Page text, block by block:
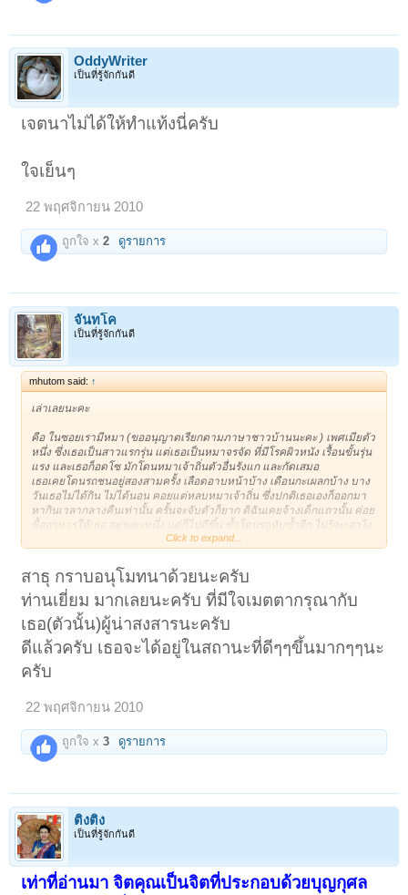
OddyWriter
เป็นที่รู้จักกันดี
เจตนาไม่ได้ให้ทำแท้งนี่ครับ
ใจเย็นๆ
22 พฤศจิกายน 2010
ถูกใจ x2 ดูรายการ
จันทโค
เป็นที่รู้จักกันดี
mhutom said: ↑
เล่าเลยนะคะ
คือ ในซอยเรามีหมา (ขออนุญาตเรียกตามภาษาชาวบ้านนะคะ ) เพศเมียตัว
หนึ่ง ซึ่งเธอเป็นสาวแรกรุ่น แต่เธอเป็นหมาจรจัด ที่มีโรคผิวหนัง เรื้อนขั้นรุ่น
แรง และเธอก็อดโซ มักโดนหมาเจ้าถิ่นตัวอื่นรังแก และกัดเสมอ
เธอเคยโดนรถชนอยู่สองสามครั้ง เลือดอาบหน้าบ้าง เดือนกะเผลกบ้าง บาง
วันเธอไม่ได้กิน ไม่ได้นอน คอยแต่หลบหมาเจ้าถิ่น ซึ่งปกติเธอเองก็ออกมา
หากินเวลากลางคืนเท่านั้น ครั้นจะจับตัวก็ยาก ดิฉันเคยจ้างเด็กแถวนั้น ค่อย
ซื้ออาหารให้เธอ อยู่ระยะหนึ่ง แต่ก็ไม่ดีขึ้น ซ้ำโดนรถทับซ้ำอีก ไม่รู้จะเอาไง
กับเธอดี เราอยากอุปการะ แต่ว่าเงินก็ไม่มากนัก และทำงานจนดึก ไม่มีเวลา
ก็เลยตัดสินใจเอาเถอะ ช่วยเค้าหน่อย...และแล้วการจับเธอก็แสนง่ายดาย
คุณป้าแกจัดการบนเจ้าที่เสร็จสับ (ป้าโทรมาบอก ) เราเลยบอกว่าป้าจะ
รักษาอะไรบ้างก้บอกหนู่นะคะ เดี่ยวจะออกค่ารักษาให้..
หลังจากนั่น 2 วัน ป้าโทรมาบอกว่า ป้าทำหมั๋นเค้าแล้วนะ แต่ว่าระหว่างทำ
หมั๋น พบว่าเค้าเพิ่งตั้งท้อง เป็นตุ๋มๆๆ 9 ตุ่ม เราจิตตกมาก... ในใจก้นึกว่า
บาปแล้วหล่ะ อีกใจก็นึกว่า ร่างกายเค้าไม่พร้อม (หนังติดกระดูก ) สติก็ไม่สม
รักษา+ ค่าอาหารไปแล้วนะ)
เออ... ที่จะเราทุกใจก็เพราะว่าการที่เราตั้งใจจะดูแลรักษาเค้า ให้ดีขึ้น แต่
เราเหมือนไปสั่งทำแท้งเค้า .. อยากรู้ว่า สิ่งที่เราทำถือว่าปาปมากน้อยเพียง
อ้อ ปล.เราเพิ่งไปเยี่ยมเค้ามาเมื่อวาน หลังการผ่าตัดผ่านไปสัก 2 อาทิตย์
ดูเค้าอ้านขึ้น ผิวดีขึ้น มีขนเป้นหย่อม ๆ ภูมิใจนะ..
Click to expand...
สาธุ กราบอนุโมทนาด้วยนะครับ
ท่านเยี่ยม มากเลยนะครับ ที่มีใจเมตตากรุณากับ
เธอ(ตัวนั้น)ผู้น่าสงสารนะครับ
ดีแล้วครับ เธอจะได้อยู่ในสถานะที่ดีๆๆขึ้นมากๆๆนะ
ครับ
22 พฤศจิกายน 2010
ถูกใจ x3 ดูรายการ
ติงติง
เป็นที่รู้จักกันดี
เท่าที่อ่านมา จิตคุณเป็นจิตที่ประกอบด้วยบุญกุศล